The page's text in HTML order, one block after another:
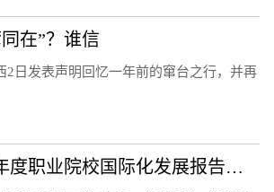
在”？谁信
2日发表声明回忆一年前的窜台之行，并再
《CEAIE2023年度职业院校国际化发展报告——国际化教师队伍建设情况分析》问卷调研及案例征集通知